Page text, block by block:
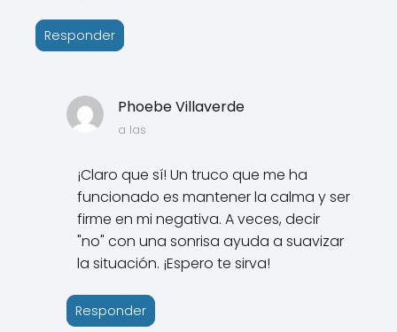
Responder
Phoebe Villaverde
a las
¡Claro que sí! Un truco que me ha
funcionado es mantener la calma y ser
firme en mi negativa. A veces, decir
"no" con una sonrisa ayuda a suavizar
la situación. ¡Espero te sirva!
Responder